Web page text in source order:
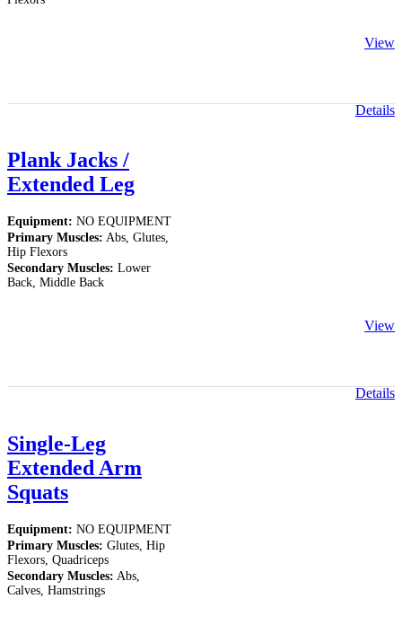
View
Details
Plank Jacks /
Extended Leg
Equipment: NO EQUIPMENT
Primary Muscles: Abs, Glutes,
Hip Flexors
Secondary Muscles: Lower
Back, Middle Back
View
Details
Single-Leg
Extended Arm
Squats
Equipment: NO EQUIPMENT
Primary Muscles: Glutes, Hip
Flexors, Quadriceps
Secondary Muscles: Abs,
Calves, Hamstrings